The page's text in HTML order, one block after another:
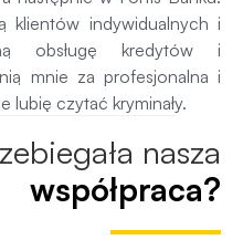
klientów indywidualnych i
obsługę kredytów i
mnie za profesjonalna i
lubię czytać kryminały.
nasza
współpraca?